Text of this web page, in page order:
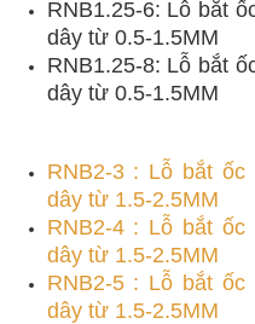
RNB1.25-6: Lỗ bắt
dây từ 0.5-1.5MM
RNB1.25-8: Lỗ bắt
dây từ 0.5-1.5MM
RNB2-3 : Lỗ bắt
dây từ 1.5-2.5MM
RNB2-4 : Lỗ bắt
dây từ 1.5-2.5MM
RNB2-5 : Lỗ bắt
dây từ 1.5-2.5MM